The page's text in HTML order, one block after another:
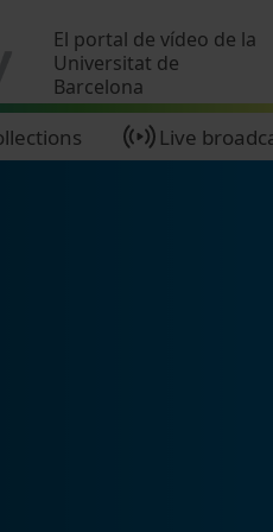
El portal de vídeo de la
Universitat de
Barcelona
Live